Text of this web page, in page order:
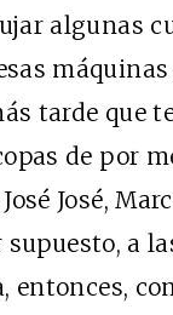
algunas
tarde que
de por
José,
supuesto, a
entonces,